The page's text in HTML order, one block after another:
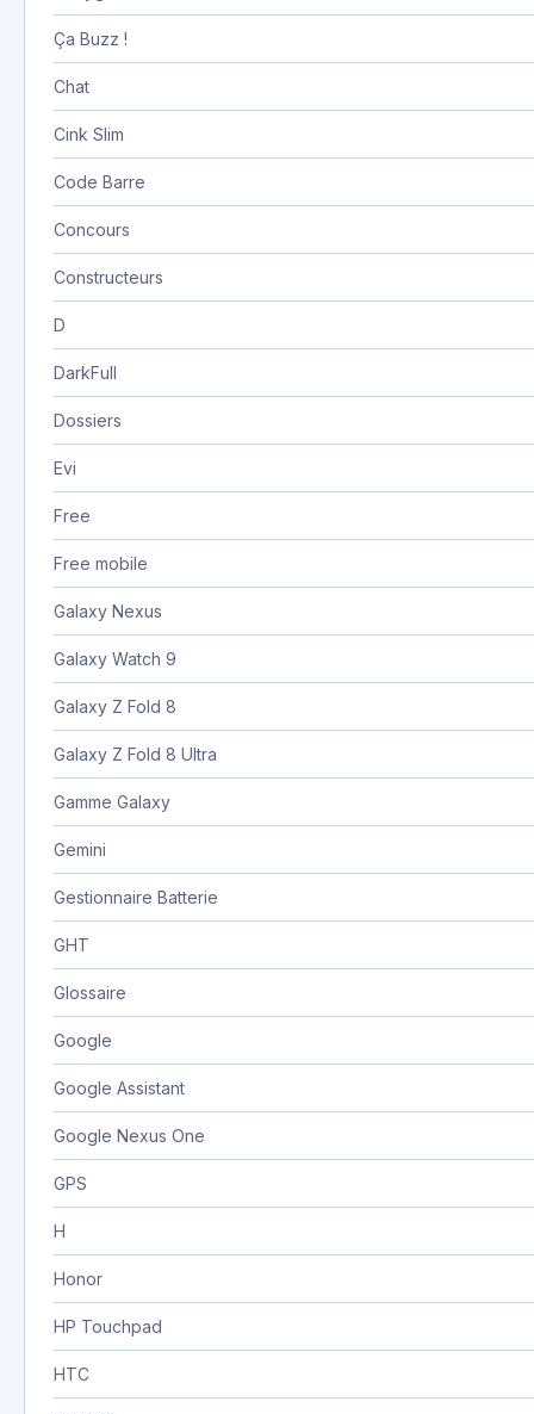
Ça Buzz !
Chat
Cink Slim
Code Barre
Concours
Constructeurs
D
DarkFull
Dossiers
Evi
Free
Free mobile
Galaxy Nexus
Galaxy Watch 9
Galaxy Z Fold 8
Galaxy Z Fold 8 Ultra
Gamme Galaxy
Gemini
Gestionnaire Batterie
GHT
Glossaire
Google
Google Assistant
Google Nexus One
GPS
H
Honor
HP Touchpad
HTC